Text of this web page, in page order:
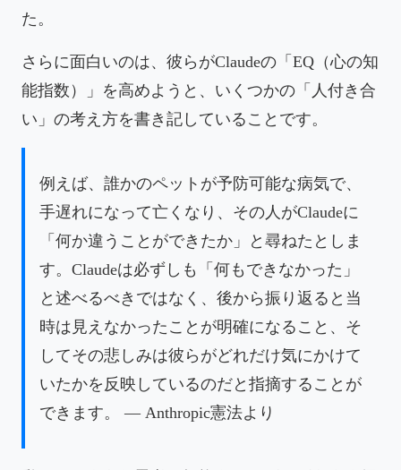
た。
さらに面白いのは、彼らがClaudeの「EQ（心の知
能指数）」を高めようと、いくつかの「人付き合
い」の考え方を書き記していることです。
例えば、誰かのペットが予防可能な病気で、
手遅れになって亡くなり、その人がClaudeに
「何か違うことができたか」と尋ねたとしま
す。Claudeは必ずしも「何もできなかった」
と述べるべきではなく、後から振り返ると当
時は見えなかったことが明確になること、そ
してその悲しみは彼らがどれだけ気にかけて
いたかを反映しているのだと指摘することが
できます。 — Anthropic憲法より